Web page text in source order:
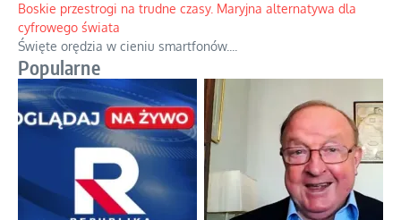
Boskie przestrogi na trudne czasy. Maryjna alternatywa dla
cyfrowego świata
Święte orędzia w cieniu smartfonów.
Popularne